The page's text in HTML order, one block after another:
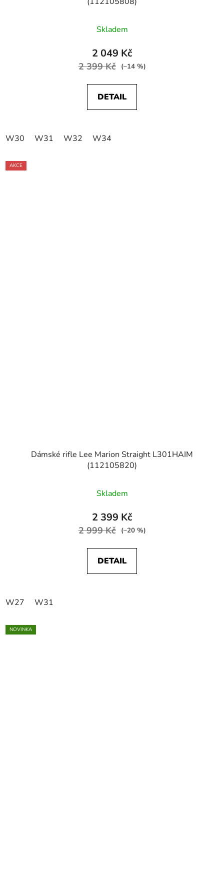
Skladem
2 049 Kč
2 399 Kč (–14 %)
DETAIL
W30 W31 W32 W34
AKCE
Dámské rifle Lee Marion Straight L301HAIM
(112105820)
Skladem
2 399 Kč
2 999 Kč (–20 %)
DETAIL
W27 W31
NOVINKA